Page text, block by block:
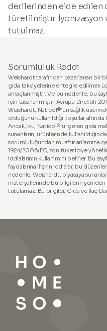
derilerinden elde edilen
türetilmiştir. İyonizasyon
tutulmaz.
Sorumluluk Reddi
Weishardt tarafından pazarlanan bir
gıda takviyelerine entegre edilmek
amaçlanmıştır. Ve bu nedenle, bu
için tasarlanmıştır. Avrupa Direktifi
Weishardt, Naticol®'ün sağlık
olduğunu kullanıldığı koşullar
Ancak, bu, Naticol®'ü içeren gıda
sunanların, ürünlerinde
sorumluluğundan muaftır anlamına
1924/2006/EC, son tüketiciye
iddialarının kullanımını belirler. Bu
faydalarına ilişkin iddialar, bu
nedenle, Weishardt, piyasaya
materyallerinde bu bilgilerin yeniden
tutulamaz. Bu bilgiler, Gıda ve İlaç